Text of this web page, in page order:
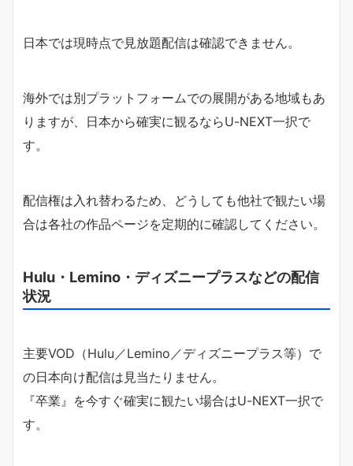
日本では現時点で見放題配信は確認できません。
海外では別プラットフォームでの展開がある地域もあ
りますが、日本から確実に観るならU-NEXT一択で
す。
配信権は入れ替わるため、どうしても他社で観たい場
合は各社の作品ページを定期的に確認してください。
Hulu・Lemino・ディズニープラスなどの配信
状況
主要VOD（Hulu／Lemino／ディズニープラス等）で
の日本向け配信は見当たりません。
『卒業』を今すぐ確実に観たい場合はU-NEXT一択で
す。